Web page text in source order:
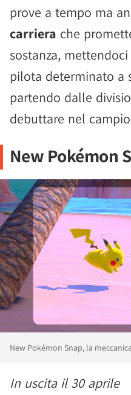
prove a tempo ma
carriera che
sostanza,
pilota determinato a
partendo dalle
debuttare nel
New Pokémon
New Pokémon Snap, la
In uscita il 30 aprile